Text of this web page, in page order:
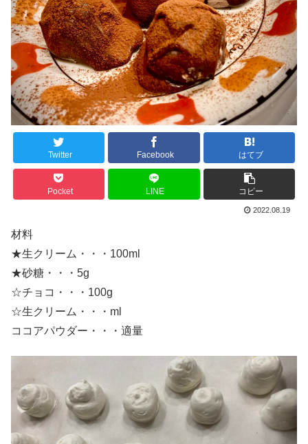
Twitter Facebook はてブ
Pocket LINE コピー
2022.08.19
材料
★生クリーム・・・100ml
★砂糖・・・5g
☆チョコ・・・100g
☆生クリーム・・・ml
ココアパウダー・・・適量